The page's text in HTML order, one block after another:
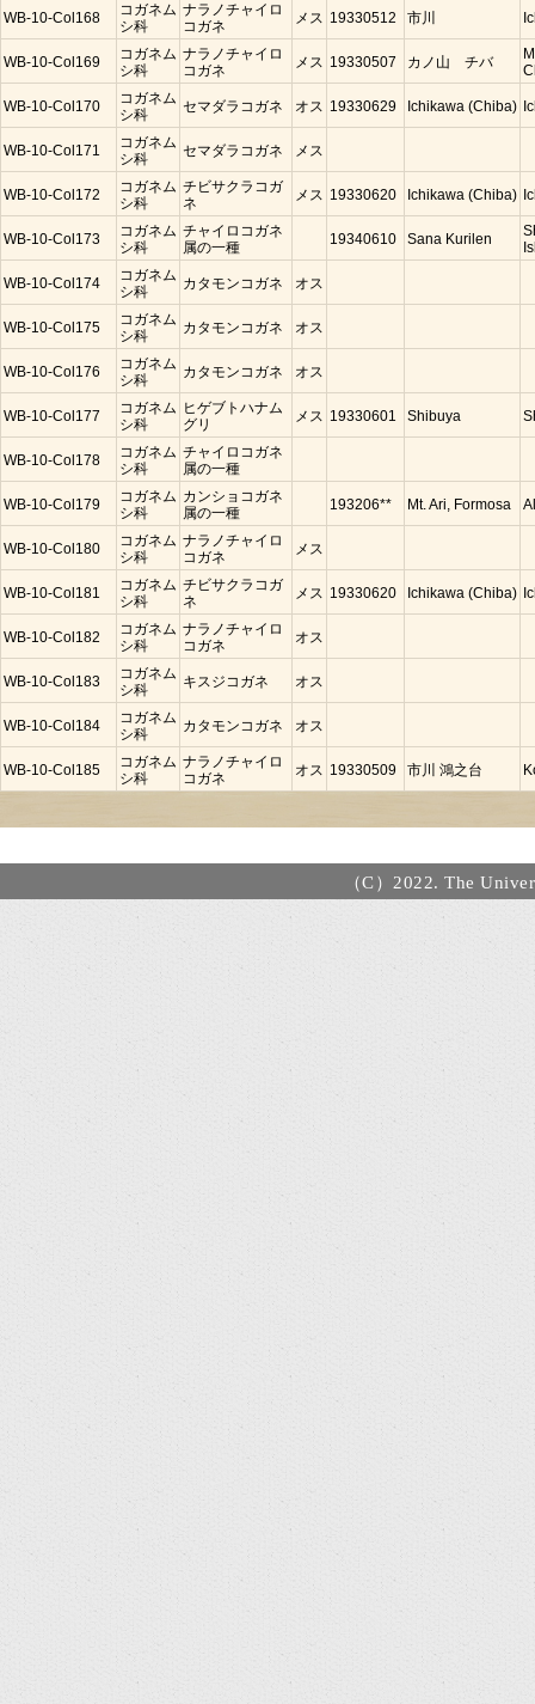
WB-10-Col168
コガネム
シ科
ナラノチャイロ
コガネ
メス 19330512 市川
WB-10-Col169
コガネム
シ科
ナラノチャイロ
コガネ
メス 19330507 カノ山 チバ
WB-10-Col170
コガネム
シ科
セマダラコガネ オス 19330629 Ichikawa (Chiba)
WB-10-Col171
コガネム
シ科
セマダラコガネ メス
WB-10-Col172
コガネム
シ科
チビサクラコガ
ネ
メス 19330620 Ichikawa (Chiba)
WB-10-Col173
コガネム
シ科
チャイロコガネ
属の一種
19340610 Sana Kurilen
WB-10-Col174
コガネム
シ科
カタモンコガネ オス
WB-10-Col175
コガネム
シ科
カタモンコガネ オス
WB-10-Col176
コガネム
シ科
カタモンコガネ オス
WB-10-Col177
コガネム
シ科
ヒゲブトハナム
グリ
メス 19330601 Shibuya
WB-10-Col178
コガネム
シ科
チャイロコガネ
属の一種
WB-10-Col179
コガネム
シ科
カンショコガネ
属の一種
193206** Mt. Ari, Formosa
WB-10-Col180
コガネム
シ科
ナラノチャイロ
コガネ
メス
WB-10-Col181
コガネム
シ科
チビサクラコガ
ネ
メス 19330620 Ichikawa (Chiba)
WB-10-Col182
コガネム
シ科
ナラノチャイロ
コガネ
オス
WB-10-Col183
コガネム
シ科
キスジコガネ オス
WB-10-Col184
コガネム
シ科
カタモンコガネ オス
WB-10-Col185
コガネム
シ科
ナラノチャイロ
コガネ
オス 19330509 市川 鴻之台
（C）2022. The